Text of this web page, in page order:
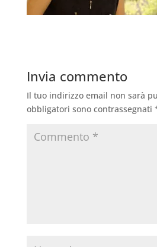
Invia commento
Il tuo indirizzo email non sarà
obbligatori sono contrassegnati